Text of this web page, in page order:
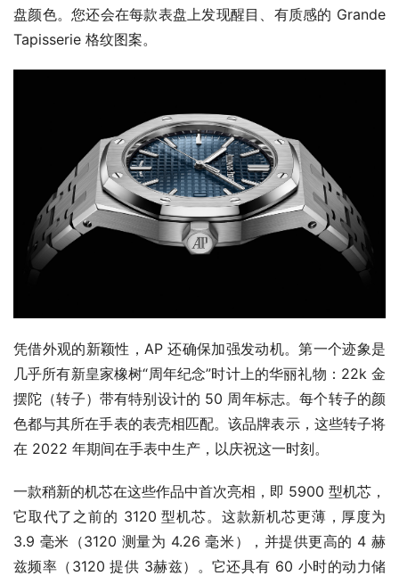
盘颜色。您还会在每款表盘上发现醒目、有质感的 Grande
Tapisserie 格纹图案。
凭借外观的新颖性，AP 还确保加强发动机。第一个迹象是
几乎所有新皇家橡树“周年纪念”时计上的华丽礼物：22k 金
摆陀（转子）带有特别设计的 50 周年标志。每个转子的颜
色都与其所在手表的表壳相匹配。该品牌表示，这些转子将
在 2022 年期间在手表中生产，以庆祝这一时刻。
一款稍新的机芯在这些作品中首次亮相，即 5900 型机芯，
它取代了之前的 3120 型机芯。这款新机芯更薄，厚度为
3.9 毫米（3120 测量为 4.26 毫米），并提供更高的 4 赫
兹频率（3120 提供 3赫兹）。它还具有 60 小时的动力储